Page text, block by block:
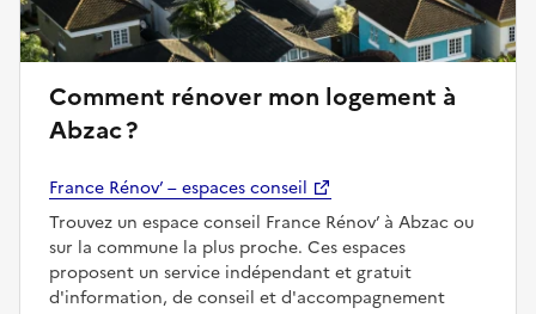
Comment rénover mon logement à
Abzac ?
France Rénov’ – espaces conseil
Trouvez un espace conseil France Rénov’ à Abzac ou
sur la commune la plus proche. Ces espaces
proposent un service indépendant et gratuit
d'information, de conseil et d'accompagnement